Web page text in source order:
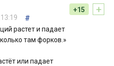
+
+15
#
растет и падает
там форков.»
или падает